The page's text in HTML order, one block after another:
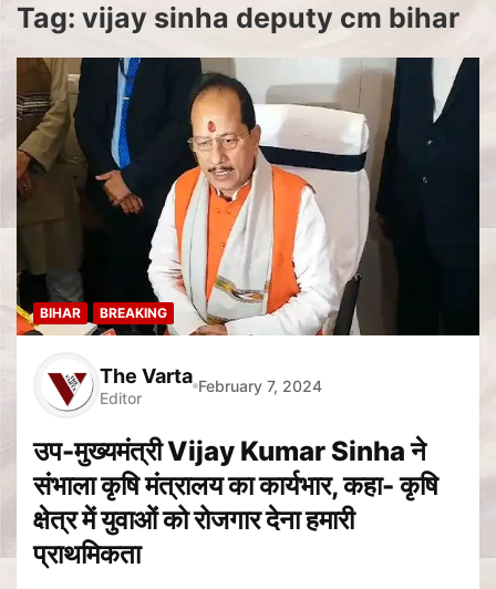
Tag: vijay sinha deputy cm bihar
BIHAR BREAKING
The Varta
Editor
February 7, 2024
उप-मुख्यमंत्री Vijay Kumar Sinha ने
संभाला कृषि मंत्रालय का कार्यभार, कहा- कृषि
क्षेत्र में युवाओं को रोजगार देना हमारी
प्राथमिकता